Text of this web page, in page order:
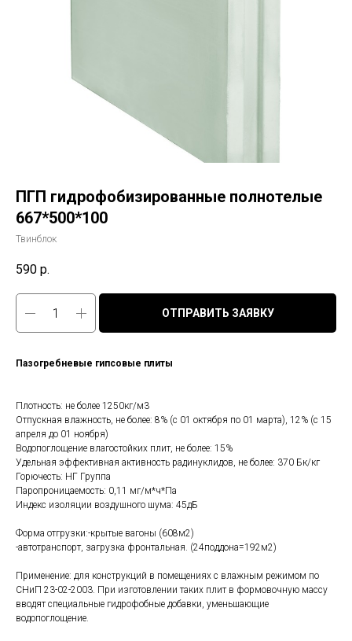
ПГП гидрофобизированные полнотелые
667*500*100
Твинблок
590 р.
ОТПРАВИТЬ ЗАЯВКУ
Пазогребневые гипсовые плиты
Плотность: не более 1250кг/м3
Отпускная влажность, не более: 8% (с 01 октября по 01 марта), 12% (с 15
апреля до 01 ноября)
Водопоглощение влагостойких плит, не более: 15%
Удельная эффективная активность радинуклидов, не более: 370 Бк/кг
Горючесть: НГ Группа
Паропроницаемость: 0,11 мг/м*ч*Па
Индекс изоляции воздушного шума: 45дБ
Форма отгрузки:-крытые вагоны (608м2)
-автотранспорт, загрузка фронтальная. (24поддона=192м2)
Применение: для конструкций в помещениях с влажным режимом по
СНиП 23-02-2003. При изготовлении таких плит в формовочную массу
вводят специальные гидрофобные добавки, уменьшающие
водопоглощение.